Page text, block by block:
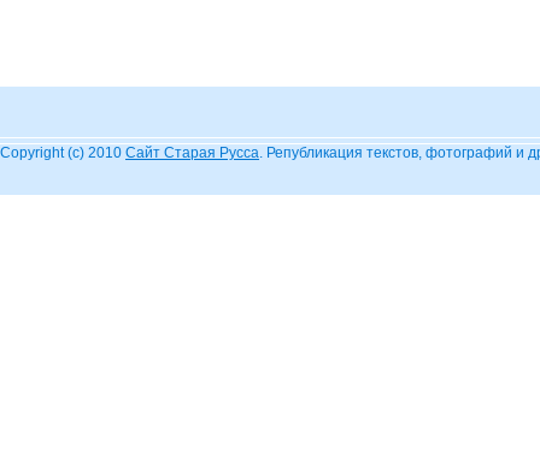
Copyright (c) 2010 Сайт Старая Русса. Републикация текстов, фотографий и